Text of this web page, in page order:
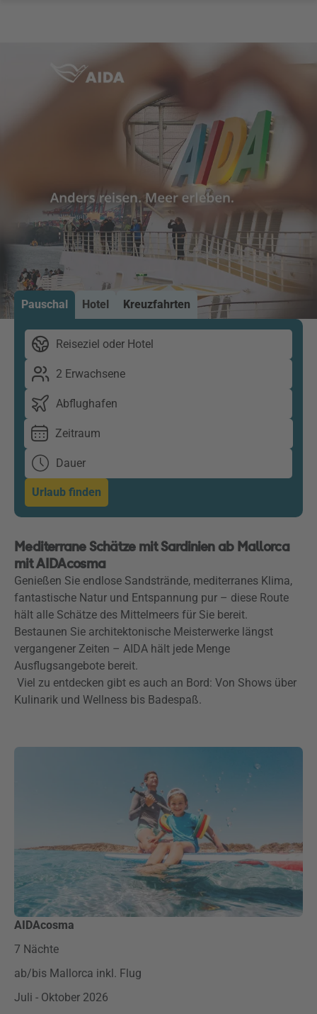
Pauschal Hotel Kreuzfahrten
Reiseziel oder Hotel
2 Erwachsene
Abflughafen
Zeitraum
Dauer
Urlaub finden
Mediterrane Schätze mit Sardinien ab Mallorca
mit AIDAcosma
Genießen Sie endlose Sandstrände, mediterranes Klima,
fantastische Natur und Entspannung pur – diese Route
hält alle Schätze des Mittelmeers für Sie bereit.
Bestaunen Sie architektonische Meisterwerke längst
vergangener Zeiten – AIDA hält jede Menge
Ausflugsangebote bereit.
Viel zu entdecken gibt es auch an Bord: Von Shows über
Kulinarik und Wellness bis Badespaß.
AIDAcosma
7 Nächte
ab/bis Mallorca inkl. Flug
Juli - Oktober 2026